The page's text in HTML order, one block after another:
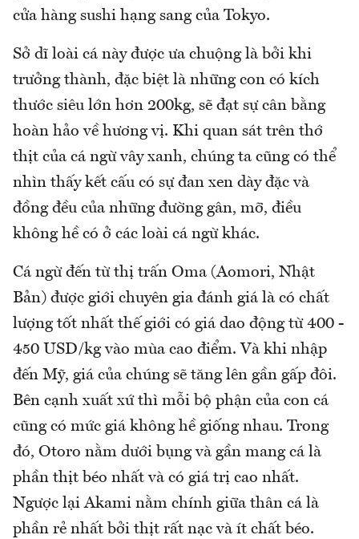
cửa hàng sushi hạng sang của Tokyo.
Sở dĩ loài cá này được ưa chuộng là bởi khi
trưởng thành, đặc biệt là những con có kích
thước siêu lớn hơn 200kg, sẽ đạt sự cân bằng
hoàn hảo về hương vị. Khi quan sát trên thớ
thịt của cá ngừ vây xanh, chúng ta cũng có thể
nhìn thấy kết cấu có sự đan xen dày đặc và
đồng đều của những đường gân, mỡ, điều
không hề có ở các loài cá ngừ khác.
Cá ngừ đến từ thị trấn Oma (Aomori, Nhật
Bản) được giới chuyên gia đánh giá là có chất
lượng tốt nhất thế giới có giá dao động từ 400 -
450 USD/kg vào mùa cao điểm. Và khi nhập
đến Mỹ, giá của chúng sẽ tăng lên gần gấp đôi.
Bên cạnh xuất xứ thì mỗi bộ phận của con cá
cũng có mức giá không hề giống nhau. Trong
đó, Otoro nằm dưới bụng và gần mang cá là
phần thịt béo nhất và có giá trị cao nhất.
Ngược lại Akami nằm chính giữa thân cá là
phần rẻ nhất bởi thịt rất nạc và ít chất béo.